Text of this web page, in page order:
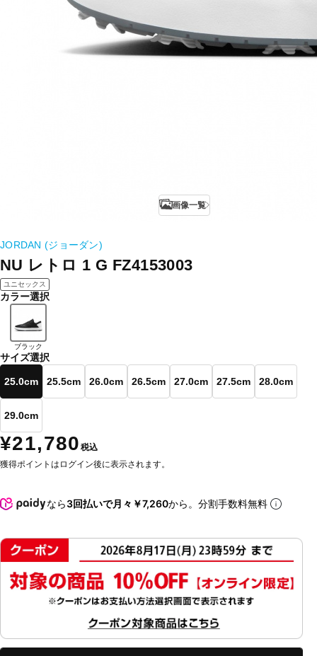
画像一覧
JORDAN (ジョーダン)
NU レトロ 1 G FZ4153003
ユニセックス
カラー選択
ブラック
サイズ選択
25.0cm 25.5cm 26.0cm 26.5cm 27.0cm 27.5cm 28.0cm
29.0cm
¥21,780 税込
獲得ポイントはログイン後に表示されます。
なら3回払いで月々￥7,260から。分割手数料無料